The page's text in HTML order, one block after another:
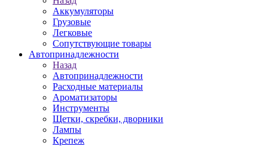
Аккумуляторы
Грузовые
Легковые
Сопутствующие товары
Автопринадлежности
Назад
Автопринадлежности
Расходные материалы
Ароматизаторы
Инструменты
Щетки, скребки, дворники
Лампы
Крепеж